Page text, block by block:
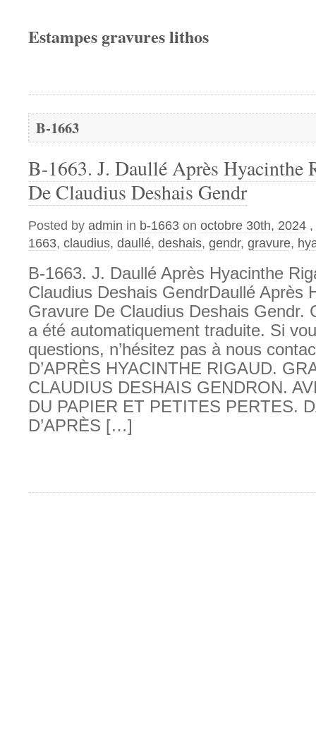
Estampes gravures lithos
B-1663
B-1663. J. Daullé Après Hyacinthe
De Claudius Deshais Gendr
Posted by admin in b-1663 on octobre 30th, 2024
1663, claudius, daullé, deshais, gendr, gravure,
B-1663. J. Daullé Après Hyacinthe
Claudius Deshais GendrDaullé Après
Gravure De Claudius Deshais Gendr.
a été automatiquement traduite. Si
questions, n’hésitez pas à nous
D’APRÈS HYACINTHE RIGAUD.
CLAUDIUS DESHAIS GENDRON.
DU PAPIER ET PETITES PERTES.
D’APRÈS […]